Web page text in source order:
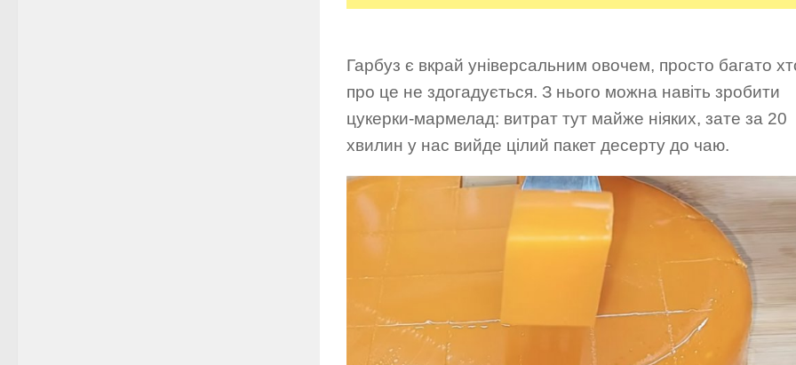
Гарбуз є вкрай універсальним овочем, просто багато
про це не здогадується. З нього можна навіть зробити
цукерки-мармелад: витрат тут майже ніяких, зате за 20
хвилин у нас вийде цілий пакет десерту до чаю.